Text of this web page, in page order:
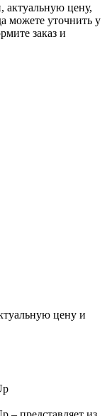
актуальную цену,
можете уточнить у
заказ и
цену и